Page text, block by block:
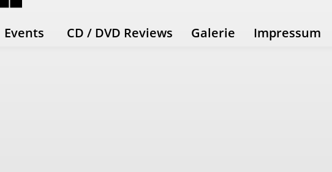
Events CD / DVD Reviews Galerie Impressum